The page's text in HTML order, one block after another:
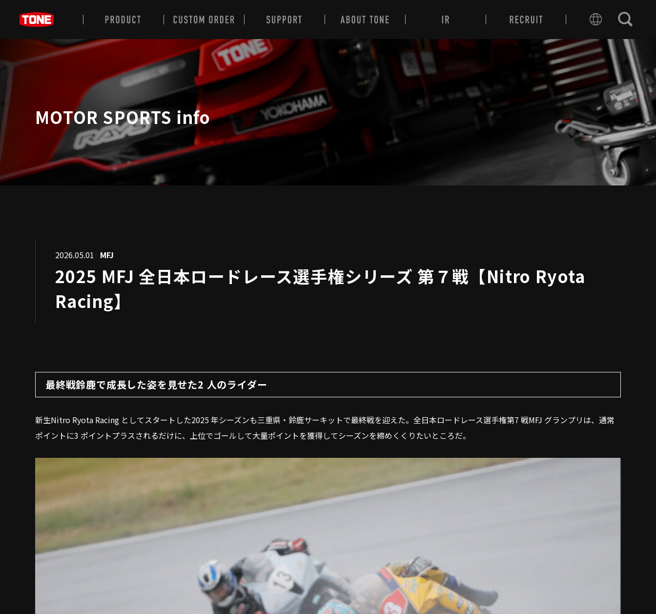
MOTOR SPORTS info
2026.05.01 MFJ
2025 MFJ 全日本ロードレース選手権シリーズ 第７戦【Nitro Ryota
Racing】
最終戦鈴鹿で成長した姿を見せた2 人のライダー
新生Nitro Ryota Racing としてスタートした2025 年シーズンも三重県・鈴鹿サーキットで最終戦を迎えた。全日本ロードレース選手権第7 戦MFJ グランプリは、通常
ポイントに3 ポイントプラスされるだけに、上位でゴールして大量ポイントを獲得してシーズンを締めくくりたいところだ。